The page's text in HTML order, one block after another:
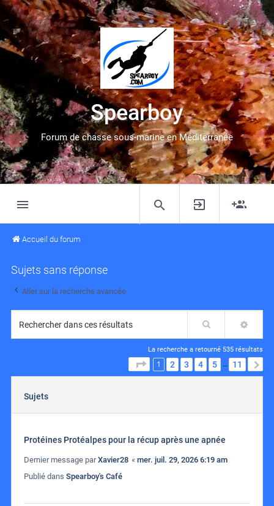
Spearboy
Forum de chasse sous-marine en Méditerranée
Accueil du forum
Sujets sans réponse
Aller sur la recherche avancée
Rechercher
La recherche a retourné 535 résultats
PAGE 1 SUR 11
1 2 3 4 5 … 11
Sujets
Protéines Protéalpes pour la récup après une apnée
Dernier message parXavier28 « mer. juil. 29, 2026 6:19 am
Publié dans Spearboy's Café